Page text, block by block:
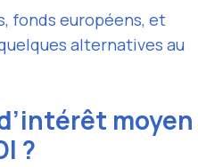
fonds européens, et
alternatives au
moyen
?